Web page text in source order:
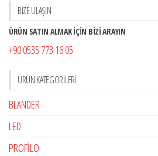
BİZE ULAŞIN
ÜRÜN SATIN ALMAK İÇİN BİZİ ARAYIN
+90 0535 773 16 05
ÜRÜN KATEGORILERI
BLANDER
LED
PROFİLO